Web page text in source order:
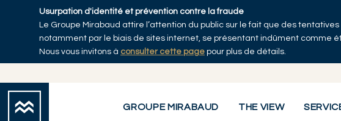
Skip to main content
Usurpation d'identité et prévention contre la fraude
Le Groupe Mirabaud attire l’attention du public sur le fait que des
notamment par le biais de sites internet, se présentant indûment comme
Nous vous invitons à consulter cette page pour plus de détails.
GROUPE MIRABAUD THE VIEW
Groupe Mirabaud